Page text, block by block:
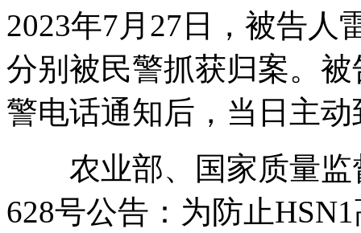
2023年7月27日，被告人
分别被民警抓获归案。
警电话通知后，当日主
农业部、国家质量监
628号公告：为防止